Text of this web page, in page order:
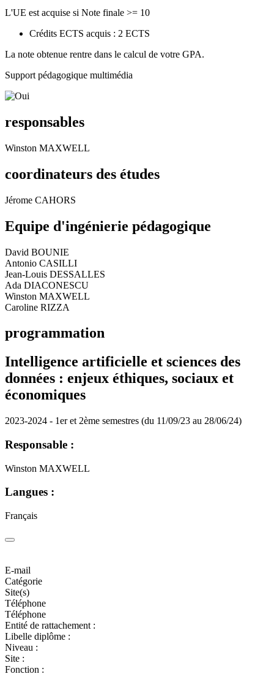
L'UE est acquise si Note finale >= 10
Crédits ECTS acquis : 2 ECTS
La note obtenue rentre dans le calcul de votre GPA.
Support pédagogique multimédia
responsables
Winston MAXWELL
coordinateurs des études
Jérome CAHORS
Equipe d'ingénierie pédagogique
David BOUNIE
Antonio CASILLI
Jean-Louis DESSALLES
Ada DIACONESCU
Winston MAXWELL
Caroline RIZZA
programmation
Intelligence artificielle et sciences des
données : enjeux éthiques, sociaux et
économiques
2023-2024 - 1er et 2ème semestres (du 11/09/23 au 28/06/24)
Responsable :
Winston MAXWELL
Langues :
Français
E-mail
Catégorie
Site(s)
Téléphone
Téléphone
Entité de rattachement :
Libelle diplôme :
Niveau :
Site :
Fonction :